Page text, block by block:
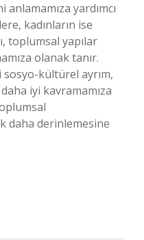
yardımcı
kadınların ise
toplumsal yapılar
olanak tanır.
sosyo-kültürel ayrım,
iyi kavramamıza
daha derinlemesine